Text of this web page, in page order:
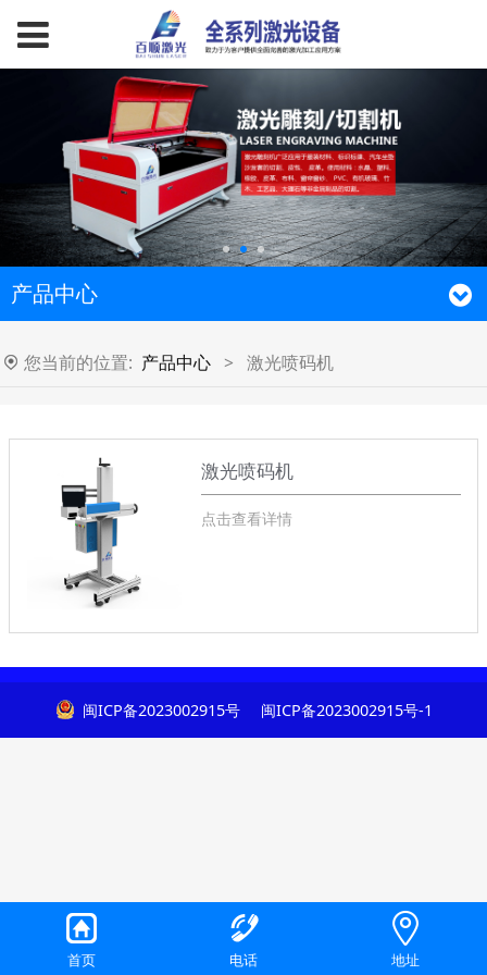
产品中心
您当前的位置: 产品中心 > 激光喷码机
激光喷码机
点击查看详情
闽ICP备2023002915号 闽ICP备2023002915号-1
首页 电话 地址